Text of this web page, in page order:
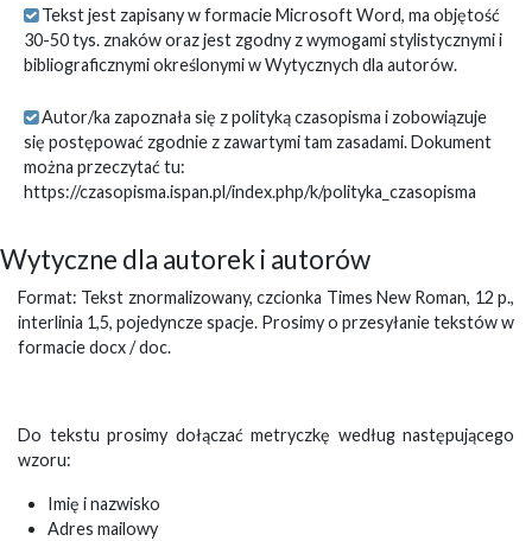
Tekst jest zapisany w formacie Microsoft Word, ma objętość
30-50 tys. znaków oraz jest zgodny z wymogami stylistycznymi i
bibliograficznymi określonymi w Wytycznych dla autorów.
Autor/ka zapoznała się z polityką czasopisma i zobowiązuje
się postępować zgodnie z zawartymi tam zasadami. Dokument
można przeczytać tu:
https://czasopisma.ispan.pl/index.php/k/polityka_czasopisma
Wytyczne dla autorek i autorów
Format: Tekst znormalizowany, czcionka Times New Roman, 12 p.,
interlinia 1,5, pojedyncze spacje. Prosimy o przesyłanie tekstów w
formacie docx / doc.
Do tekstu prosimy dołączać metryczkę według następującego
wzoru:
Imię i nazwisko
Adres mailowy